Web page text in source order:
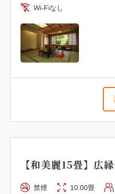
Wi-Fiなし
【和美麗15畳】広
禁煙 10.00畳